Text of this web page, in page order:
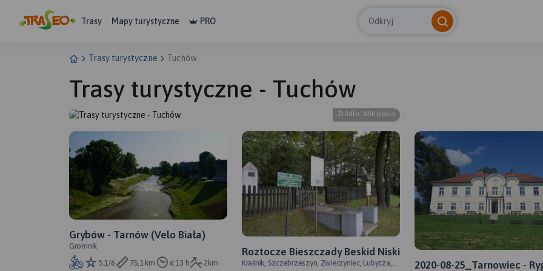
Trasy Mapy turystyczne PRO Odkryj
Trasy turystyczne Tuchów
Trasy turystyczne - Tuchów
Źródło: Wikipedia
Grybów - Tarnów (Velo Biała)
Gromnik
5.1/6
75,1 km 6:13 h 2km
Roztocze Bieszczady Beskid Niski
Kraśnik, Szczebrzeszyn, Zwierzyniec, Lubycza,
2020-08-25_Tarnowiec -